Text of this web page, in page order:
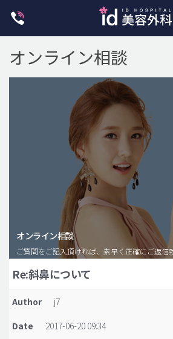
脂肪注入(アンチエイジング)
豊胸手術・バストアップ
プチ整形
idリアルストーリー
オンライン相談
オンライン相談
ご質問をご記入頂ければ、素早く正確にご返信
Re:斜鼻について
Author
j7
Date
2017-06-20 09:34